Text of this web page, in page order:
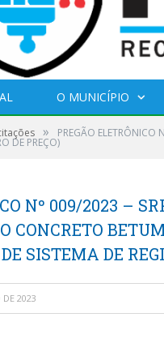
O MUNICÍPIO
» PREGÃO ELETRÔNICO
DE PREÇO)
Nº 009/2023 –
CONCRETO
SISTEMA DE
DE 2023